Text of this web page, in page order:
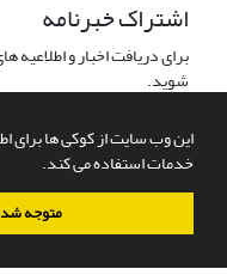
این وب سایت از کوکی ها برای
خدمات استفاده می کند.
متوجه
اشتراک خبرنامه
برای دریافت اخبار و
شوید.
سامانه مدیریت نشریات